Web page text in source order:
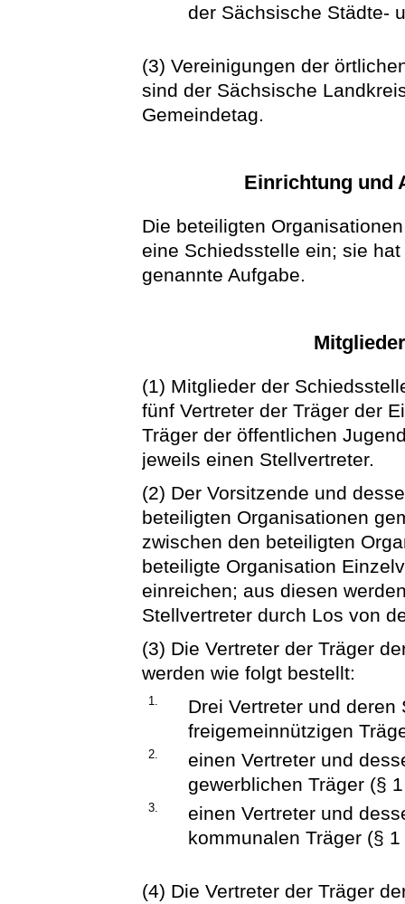
der Sächsische Städte-
(3) Vereinigungen der
sind der Sächsische
Gemeindetag.
Einrichtung und
Die beteiligten
eine Schiedsstelle ein; sie
genannte Aufgabe.
(1) Mitglieder der
fünf Vertreter der Träger der
Träger der öffentlichen
jeweils einen Stellvertreter.
(2) Der Vorsitzende und
beteiligten Organisationen
zwischen den beteiligten
beteiligte Organisation
einreichen; aus diesen
Stellvertreter durch Los von
(3) Die Vertreter der Träger
werden wie folgt bestellt:
1.
Drei Vertreter und
freigemeinnützigen
2.
einen Vertreter und
gewerblichen Träger (§
3.
einen Vertreter und
kommunalen Träger (§
(4) Die Vertreter der Träger